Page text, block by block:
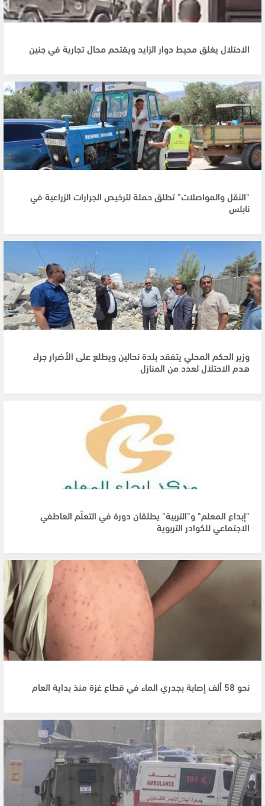
الاحتلال يغلق محيط دوار الزايد ويقتحم محال تجارية في جنين
"النقل والمواصلات" تطلق حملة لترخيص الجرارات الزراعية في
نابلس
وزير الحكم المحلي يتفقد بلدة نحالين ويطلع على الأضرار جراء
هدم الاحتلال لعدد من المنازل
"إبداع المعلم" و"التربية" يطلقان دورة في التعلّم العاطفي
الاجتماعي للكوادر التربوية
نحو 58 ألف إصابة بجدري الماء في قطاع غزة منذ بداية العام